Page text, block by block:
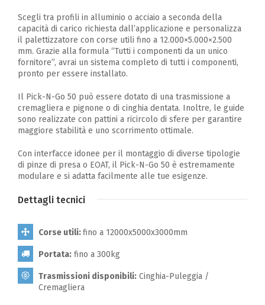
Scegli tra profili in alluminio o acciaio a seconda della
capacità di carico richiesta dall’applicazione e personalizza
il palettizzatore con corse utili fino a 12.000×5.000×2.500
mm. Grazie alla formula “Tutti i componenti da un unico
fornitore”, avrai un sistema completo di tutti i componenti,
pronto per essere installato.
Il Pick-N-Go 50 può essere dotato di una trasmissione a
cremagliera e pignone o di cinghia dentata. Inoltre, le guide
sono realizzate con pattini a ricircolo di sfere per garantire
maggiore stabilità e uno scorrimento ottimale.
Con interfacce idonee per il montaggio di diverse tipologie
di pinze di presa o EOAT, il Pick-N-Go 50 è estremamente
modulare e si adatta facilmente alle tue esigenze.
Dettagli tecnici
Corse utili:fino a 12000x5000x3000mm
Portata: fino a 300kg
Trasmissioni disponibili: Cinghia-Puleggia /
Cremagliera